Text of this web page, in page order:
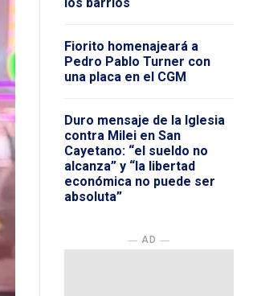
Fiorito homenajeará a
Pedro Pablo Turner con
una placa en el CGM
Duro mensaje de la Iglesia
contra Milei en San
Cayetano: “el sueldo no
alcanza” y “la libertad
económica no puede ser
absoluta”
― AD ―